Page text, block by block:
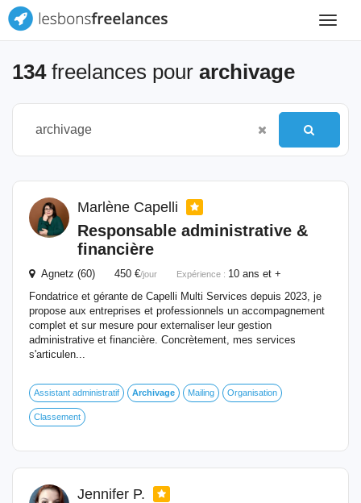
Toggle
134freelances pour archivage
Marlène Capelli
Responsable administrative &
financière
Agnetz (60) 450 €/jour Expérience : 10 ans et +
Fondatrice et gérante de Capelli Multi Services depuis 2023, je
propose aux entreprises et professionnels un accompagnement
complet et sur mesure pour externaliser leur gestion
administrative et financière. Concrètement, mes services
s'articulen...
Assistant administratif Archivage Mailing Organisation
Classement
Jennifer P.